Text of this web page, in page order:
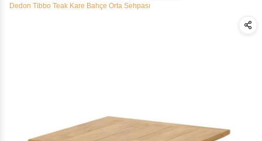
Dedon Tibbo Teak Kare Bahçe Orta Sehpası